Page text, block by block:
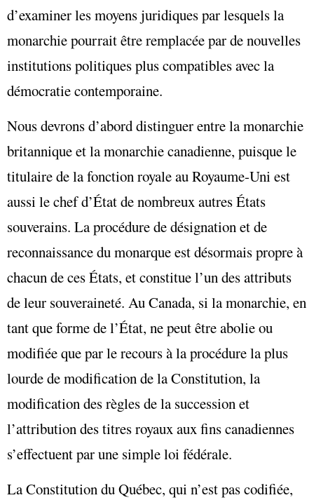
d’examiner les moyens juridiques par lesquels la
monarchie pourrait être remplacée par de nouvelles
institutions politiques plus compatibles avec la
démocratie contemporaine.
Nous devrons d’abord distinguer entre la monarchie
britannique et la monarchie canadienne, puisque le
titulaire de la fonction royale au Royaume-Uni est
aussi le chef d’État de nombreux autres États
souverains. La procédure de désignation et de
reconnaissance du monarque est désormais propre à
chacun de ces États, et constitue l’un des attributs
de leur souveraineté. Au Canada, si la monarchie, en
tant que forme de l’État, ne peut être abolie ou
modifiée que par le recours à la procédure la plus
lourde de modification de la Constitution, la
modification des règles de la succession et
l’attribution des titres royaux aux fins canadiennes
s’effectuent par une simple loi fédérale.
La Constitution du Québec, qui n’est pas codifiée,